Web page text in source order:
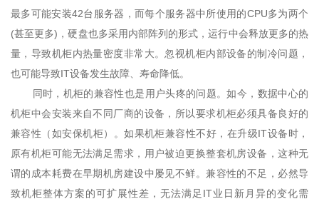
最多可能安装42台服务器，而每个服务器中所使用的CPU多为两个
(甚至更多)，硬盘也多采用内部阵列的形式，运行中会释放更多的热
量，导致机柜内热量密度非常大。忽视机柜内部设备的制冷问题，
也可能导致IT设备发生故障、寿命降低。
同时，机柜的兼容性也是用户头疼的问题。如今，数据中心的
机柜中会安装来自不同厂商的设备，所以要求机柜必须具备良好的
兼容性（如安保机柜）。如果机柜兼容性不好，在升级IT设备时，
原有机柜可能无法满足需求，用户被迫更换整套机房设备，这种无
谓的成本耗费在早期机房建设中屡见不鲜。兼容性的不足，必然导
致机柜整体方案的可扩展性差，无法满足IT业日新月异的变化需